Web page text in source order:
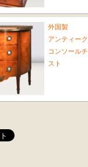
外国製
アンティーク
コンソール
スト